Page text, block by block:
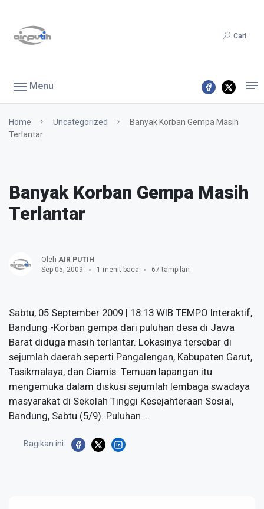
Cari
Menu
Home Uncategorized
Banyak Korban Gempa Masih
Terlantar
Banyak Korban Gempa Masih
Terlantar
Oleh AIR PUTIH
Sep 05, 2009
1 menit baca 67 tampilan
Sabtu, 05 September 2009 | 18:13 WIB TEMPO Interaktif,
Bandung -Korban gempa dari puluhan desa di Jawa
Barat diduga masih terlantar. Lokasinya tersebar di
sejumlah daerah seperti Pangalengan, Kabupaten Garut,
Tasikmalaya, dan Ciamis. Temuan lapangan itu
mengemuka dalam diskusi sejumlah lembaga swadaya
masyarakat di Sekolah Tinggi Kesejahteraan Sosial,
Bandung, Sabtu (5/9). Puluhan ...
Bagikan ini: